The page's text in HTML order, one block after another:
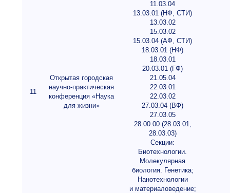
11
Открытая городская
научно-практическая
конференция «Наука
для жизни»
11.03.04
13.03.01 (НФ, СТИ)
13.03.02
15.03.02
15.03.04 (АФ, СТИ)
18.03.01 (НФ)
18.03.01
20.03.01 (ГФ)
21.05.04
22.03.01
22.03.02
27.03.04 (ВФ)
27.03.05
28.00.00 (28.03.01,
28.03.03)
Секции:
Биотехнологии.
Молекулярная
биология. Генетика;
Нанотехнологии
и материаловедение;